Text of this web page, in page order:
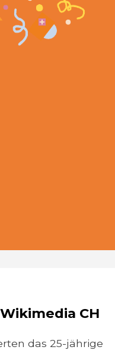
CH
das 25-jährige